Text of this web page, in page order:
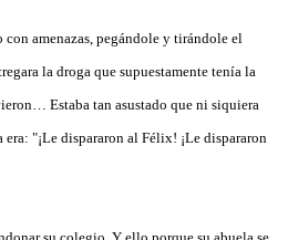
amenazas, pegándole y tirándole el
la droga que supuestamente tenía la
Estaba tan asustado que ni siquiera
"¡Le dispararon al Félix! ¡Le dispararon